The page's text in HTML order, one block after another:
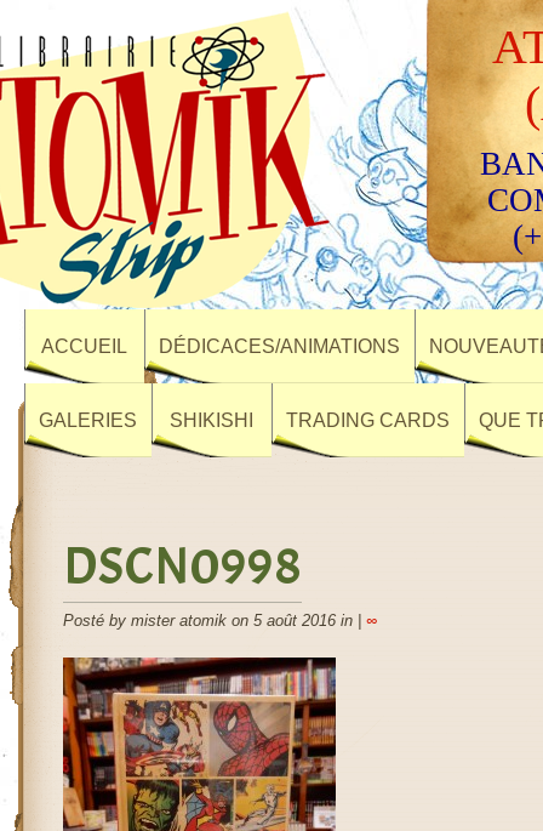
ACCUEIL DÉDICACES/ANIMATIONS
GALERIES SHIKISHI TRADING CARDS QUE
DSCN0998
Posté by mister atomik on 5 août 2016 in | ∞